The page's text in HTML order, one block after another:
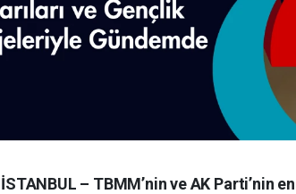
İSTANBUL – TBMM’nin ve AK Parti’nin